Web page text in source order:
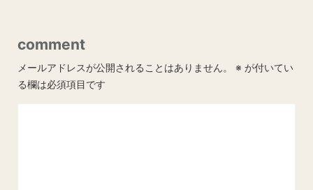
comment
メールアドレスが公開されることはありません。 ※ が付いてい
る欄は必須項目です